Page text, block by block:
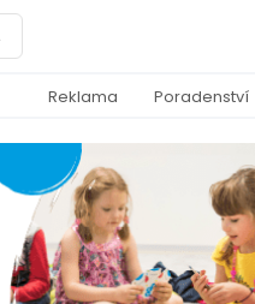
Reklama Poradenství